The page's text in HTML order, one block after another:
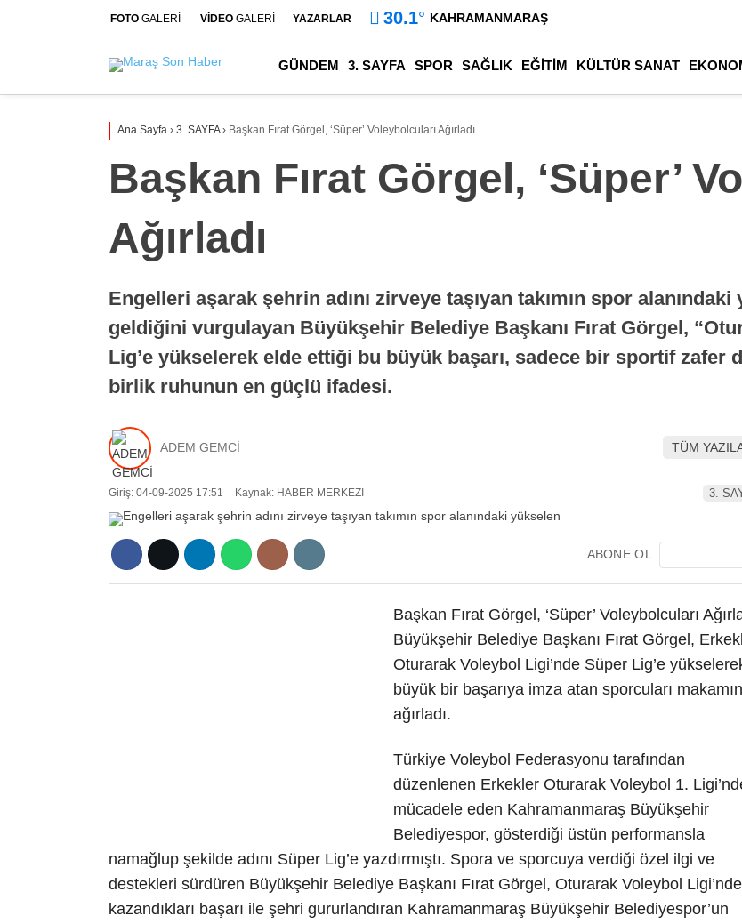
FOTO GALERİ VİDEO GALERİ YAZARLAR 30.1° KAHRAMANMARAŞ
GÜNDEM 3. SAYFA SPOR SAĞLIK EĞİTİM KÜLTÜR SANAT
Ana Sayfa › 3. SAYFA› Başkan Fırat Görgel, ‘Süper’ Voleybolcuları Ağırladı
Başkan Fırat Görgel, ‘Süper’
Ağırladı
Engelleri aşarak şehrin adını zirveye taşıyan takımın spor
geldiğini vurgulayan Büyükşehir Belediye Başkanı Fırat Görgel,
Lig’e yükselerek elde ettiği bu büyük başarı, sadece bir sportif zafer
birlik ruhunun en güçlü ifadesi.
ADEM GEMCİ TÜM
Giriş: 04-09-2025 17:51 Kaynak: HABER MERKEZI 3.
ABONE OL
Başkan Fırat Görgel, ‘Süper’ Voleybolcuları
Büyükşehir Belediye Başkanı Fırat Görgel,
Oturarak Voleybol Ligi’nde Süper Lig’e
büyük bir başarıya imza atan sporcuları
ağırladı.
Türkiye Voleybol Federasyonu tarafından
düzenlenen Erkekler Oturarak Voleybol 1.
mücadele eden Kahramanmaraş Büyükşehir
Belediyespor, gösterdiği üstün performansla
namağlup şekilde adını Süper Lig’e yazdırmıştı. Spora ve sporcuya verdiği özel ilgi ve
destekleri sürdüren Büyükşehir Belediye Başkanı Fırat Görgel, Oturarak Voleybol Ligi’nde
kazandıkları başarı ile şehri gururlandıran Kahramanmaraş Büyükşehir Belediyespor’un